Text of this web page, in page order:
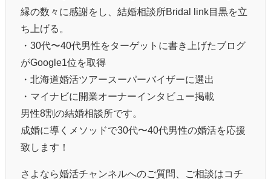
縁の数々に感謝をし、結婚相談所Bridal link目黒を立
ち上げる。
・30代〜40代男性をターゲットに書き上げたブログ
がGoogle1位を取得
・北海道婚活ツアースーパーバイザーに選出
・マイナビに開業オーナーインタビュー掲載
男性8割の結婚相談所です。
成婚に導くメソッドで30代〜40代男性の婚活を応援
致します！
さよなら婚活チャンネルへのご質問、ご相談はコチ